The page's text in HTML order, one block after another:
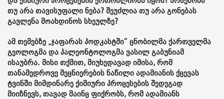
თუ არა თავისუფალი ნება? შეუძლია თუ არა გონებას
გავლენა მოახდინოს სხეულზე?
ამ თემებზე „ჯაფარას პოდკასტში“ ცნობილმა ქართველმა
გეოლოგმა და პალეონტოლოგმა ვასილ გაბუნიამ
ისაუბრა. მისი თქმით, მიუხედავად იმისა, რომ
თანამედროვე მეცნიერების ნაწილი ადამიანის ქცევას
ტვინში მიმდინარე ქიმიური პროცესების შედეგად
მიიჩნევს, თავად მაინც ფიქრობს, რომ ადამიანს